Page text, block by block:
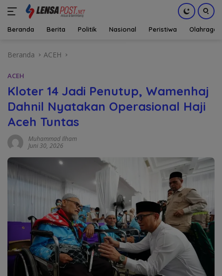
Beranda Berita Politik Nasional Peristiwa Olahraga
Beranda ACEH
ACEH
Kloter 14 Jadi Penutup, Wamenhaj
Dahnil Nyatakan Operasional Haji
Aceh Tuntas
Muhammad Ilham
Juni 30, 2026